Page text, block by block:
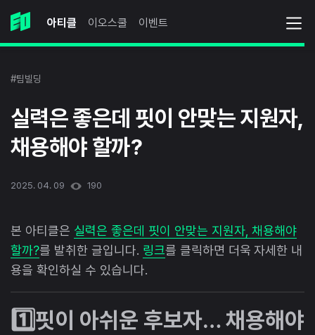
아티클 이오스쿨 이벤트
#팀빌딩
실력은 좋은데 핏이 안맞는 지원자,
채용해야 할까?
2025. 04. 09 190
본 아티클은 실력은 좋은데 핏이 안맞는 지원자, 채용해야
할까?를 발취한 글입니다. 링크를 클릭하면 더욱 자세한 내
용을 확인하실 수 있습니다.
1️⃣핏이 아쉬운 후보자… 채용해야